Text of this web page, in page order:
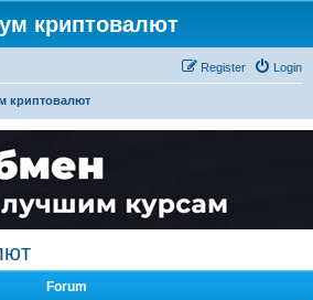
криптовалют
Login
Register
криптовалют
Forum